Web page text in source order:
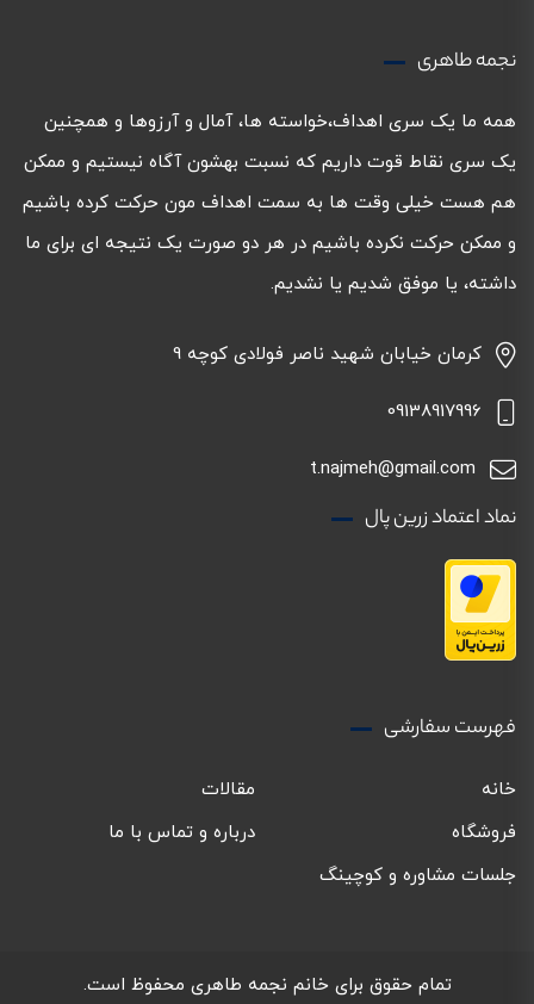
نجمه طاهری
همه ما یک سری اهداف،خواسته ها، آمال و آرزوها و همچنین
یک سری نقاط قوت داریم که نسبت بهشون آگاه نیستیم و ممکن
هم هست خیلی وقت ها به سمت اهداف مون حرکت کرده باشیم
و ممکن حرکت نکرده باشیم در هر دو صورت یک نتیجه ای برای ما
داشته، یا موفق شدیم یا نشدیم.
کرمان خیابان شهید ناصر فولادی کوچه 9
09138917996
t.najmeh@gmail.com
نماد اعتماد زرین پال
فهرست سفارشی
خانه
مقالات
فروشگاه
درباره و تماس با ما
جلسات مشاوره و کوچینگ
تمام حقوق برای خانم نجمه طاهری محفوظ است.